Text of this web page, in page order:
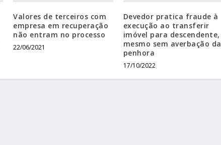
Valores de terceiros com
empresa em recuperação
não entram no processo
22/06/2021
Devedor pratica fraude à
execução ao transferir
imóvel para descendente,
mesmo sem averbação da
penhora
17/10/2022